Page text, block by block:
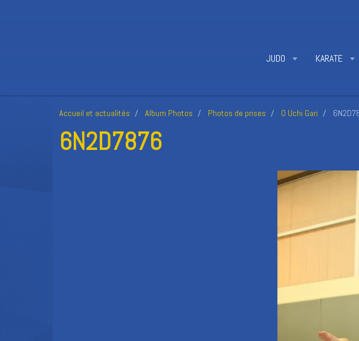
JUDO KARATE
Accueil et actualités Album Photos Photos de prises O Uchi Gari
6N2D7876